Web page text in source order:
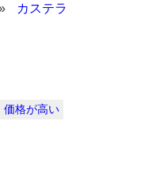
カステラ
価格が高い